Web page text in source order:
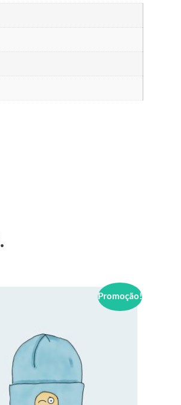
Promoção!